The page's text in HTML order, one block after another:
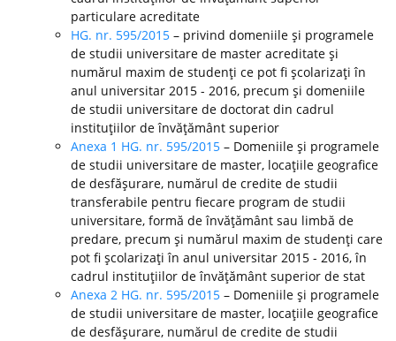
particulare acreditate
HG. nr. 595/2015 – privind domeniile şi programele
de studii universitare de master acreditate şi
numărul maxim de studenţi ce pot fi şcolarizaţi în
anul universitar 2015 - 2016, precum şi domeniile
de studii universitare de doctorat din cadrul
instituţiilor de învăţământ superior
Anexa 1 HG. nr. 595/2015 – Domeniile şi programele
de studii universitare de master, locaţiile geografice
de desfăşurare, numărul de credite de studii
transferabile pentru fiecare program de studii
universitare, formă de învăţământ sau limbă de
predare, precum şi numărul maxim de studenţi care
pot fi şcolarizaţi în anul universitar 2015 - 2016, în
cadrul instituţiilor de învăţământ superior de stat
Anexa 2 HG. nr. 595/2015 – Domeniile şi programele
de studii universitare de master, locaţiile geografice
de desfăşurare, numărul de credite de studii